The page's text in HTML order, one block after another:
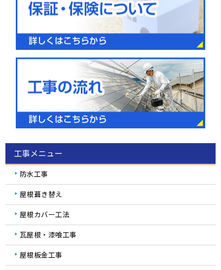
工事メニュー
防水工事
屋根葺き替え
屋根カバー工法
瓦屋根・漆喰工事
屋根板金工事